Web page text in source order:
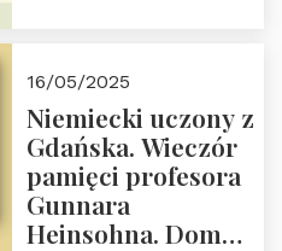
Dom Trójmorza 23
maja 2025 r. godz.
18:00.
16/05/2025
Niemiecki uczony z
Gdańska. Wieczór
pamięci profesora
Gunnara
Heinsohna. Dom